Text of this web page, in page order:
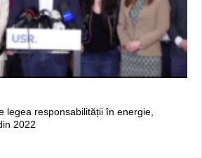
legea responsabilității în energie,
2022